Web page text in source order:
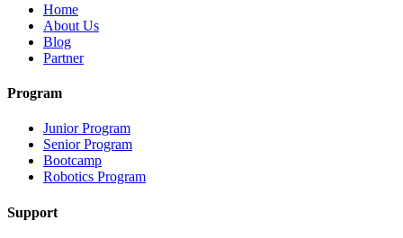
Home
About Us
Blog
Partner
Program
Junior Program
Senior Program
Bootcamp
Robotics Program
Support